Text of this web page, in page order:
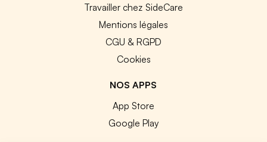
Travailler chez SideCare
Mentions légales
CGU & RGPD
Cookies
NOS APPS
App Store
Google Play